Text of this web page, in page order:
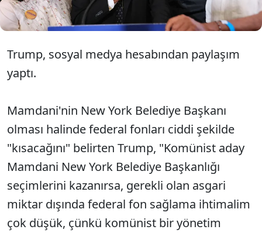
Trump, sosyal medya hesabından paylaşım
yaptı.
Mamdani'nin New York Belediye Başkanı
olması halinde federal fonları ciddi şekilde
"kısacağını" belirten Trump, "Komünist aday
Mamdani New York Belediye Başkanlığı
seçimlerini kazanırsa, gerekli olan asgari
miktar dışında federal fon sağlama ihtimalim
çok düşük, çünkü komünist bir yönetim